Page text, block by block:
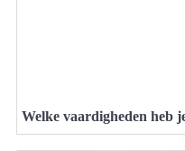
Welke vaardigheden heb